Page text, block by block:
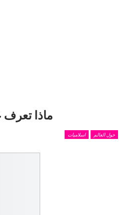
ماذا
اسلاميات حول العالم